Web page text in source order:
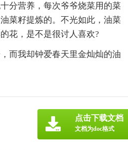
分营养，每次爷爷烧菜用的菜
菜籽提炼的。不光如此，油菜
花，是不是很讨人喜欢?
而我却钟爱春天里金灿灿的油
点击下载文档
文档为doc格式